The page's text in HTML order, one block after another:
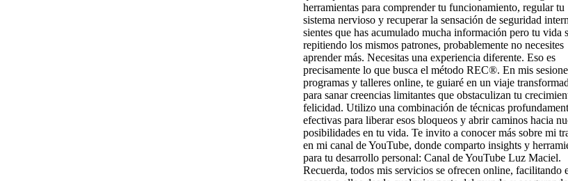
herramientas para comprender tu funcionamiento, regular tu
sistema nervioso y recuperar la sensación de seguridad
sientes que has acumulado mucha información pero tu vida
repitiendo los mismos patrones, probablemente no necesites
aprender más. Necesitas una experiencia diferente. Eso es
precisamente lo que busca el método REC®. En mis
programas y talleres online, te guiaré en un viaje
para sanar creencias limitantes que obstaculizan tu
felicidad. Utilizo una combinación de técnicas
efectivas para liberar esos bloqueos y abrir caminos hacia
posibilidades en tu vida. Te invito a conocer más sobre mi
en mi canal de YouTube, donde comparto insights y
para tu desarrollo personal: Canal de YouTube Luz Maciel.
Recuerda, todos mis servicios se ofrecen online, facilitando